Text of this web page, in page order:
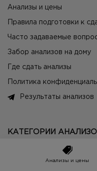
Анализы и цены
Анализы и цены
Правила подготовки к
Часто задаваемые
Забор анализов на дому
Где сдать анализы
Политика
Результаты анализов
КАТЕГОРИИ
Общий анализ крови